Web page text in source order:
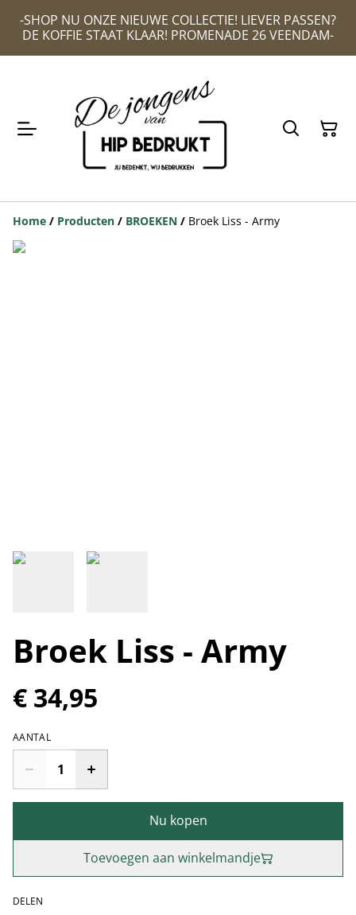
-SHOP NU ONZE NIEUWE COLLECTIE! LIEVER PASSEN?
DE KOFFIE STAAT KLAAR! PROMENADE 26 VEENDAM-
Home / Producten / BROEKEN / Broek Liss - Army
Broek Liss - Army
€ 34,95
AANTAL
Nu kopen
Toevoegen aan winkelmandje
DELEN